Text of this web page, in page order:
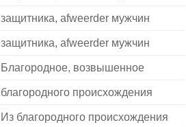
защитника, afweerder мужчин
защитника, afweerder мужчин
Благородное, возвышенное
благородного происхождения
Из благородного происхождения